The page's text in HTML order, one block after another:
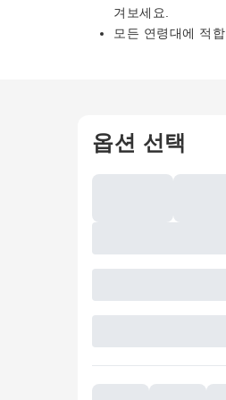
겨보세요.
모든 연령대에 적합
옵션 선택